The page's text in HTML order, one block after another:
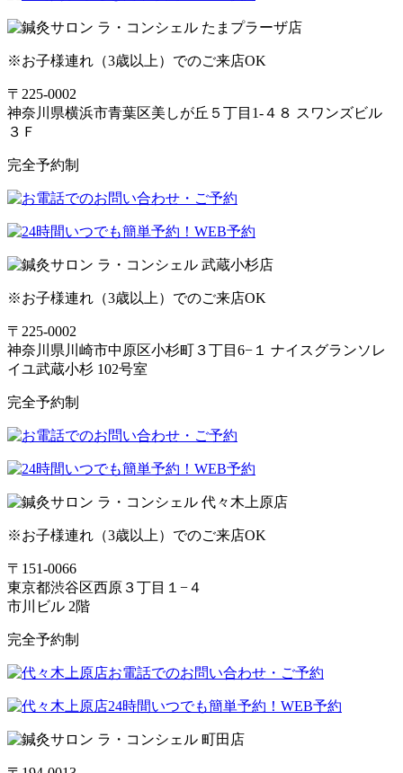
※お子様連れ（3歳以上）でのご来店OK
〒225-0002
神奈川県横浜市青葉区美しが丘５丁目1-４８ スワンズビル
３Ｆ
完全予約制
※お子様連れ（3歳以上）でのご来店OK
〒225-0002
神奈川県川崎市中原区小杉町３丁目6−１ ナイスグランソレ
イユ武蔵小杉 102号室
完全予約制
※お子様連れ（3歳以上）でのご来店OK
〒151-0066
東京都渋谷区西原３丁目１−４
市川ビル 2階
完全予約制